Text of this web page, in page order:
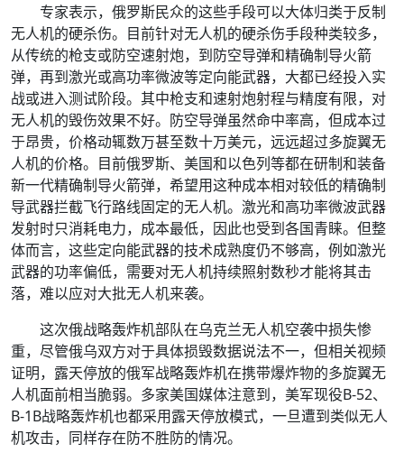
专家表示，俄罗斯民众的这些手段可以大体归类于反制
无人机的硬杀伤。目前针对无人机的硬杀伤手段种类较多，
从传统的枪支或防空速射炮，到防空导弹和精确制导火箭
弹，再到激光或高功率微波等定向能武器，大都已经投入实
战或进入测试阶段。其中枪支和速射炮射程与精度有限，对
无人机的毁伤效果不好。防空导弹虽然命中率高，但成本过
于昂贵，价格动辄数万甚至数十万美元，远远超过多旋翼无
人机的价格。目前俄罗斯、美国和以色列等都在研制和装备
新一代精确制导火箭弹，希望用这种成本相对较低的精确制
导武器拦截飞行路线固定的无人机。激光和高功率微波武器
发射时只消耗电力，成本最低，因此也受到各国青睐。但整
体而言，这些定向能武器的技术成熟度仍不够高，例如激光
武器的功率偏低，需要对无人机持续照射数秒才能将其击
落，难以应对大批无人机来袭。
这次俄战略轰炸机部队在乌克兰无人机空袭中损失惨
重，尽管俄乌双方对于具体损毁数据说法不一，但相关视频
证明，露天停放的俄军战略轰炸机在携带爆炸物的多旋翼无
人机面前相当脆弱。多家美国媒体注意到，美军现役B-52、
B-1B战略轰炸机也都采用露天停放模式，一旦遭到类似无人
机攻击，同样存在防不胜防的情况。